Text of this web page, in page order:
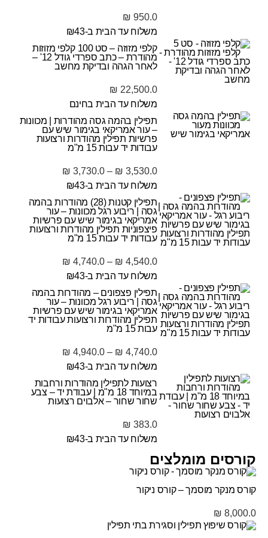
950.0
₪
משלוח עד הבית ב-₪43
קלפי מזוזה – סט 100 קלפי מזוזות
מהודרת – כתב ספרדי גודל 12' –
לאחר הגהה ובדיקת מחשב
22,500.0
₪
משלוח עד הבית בחינם
תפילין בהמה גסה מהודרות | מכוונות
– עור אמריקאי בגימור שיש עם
פרשיות תפילין מהודרות ורצועות
עבודות יד עבות 15 מ"מ
3,530.0
₪
–
3,730.0
₪
משלוח עד הבית ב-₪43
תפילין קטנות (28) מהודרות בהמה
גסה | ריבוע רגל מכוונות – עור
אמריקאי בגימור שיש עם פרשיות
פיצפוניות תפילין מהודרות ורצועות
עבודות יד עבות 15 מ"מ
4,540.0
₪
–
4,740.0
₪
משלוח עד הבית ב-₪43
תפילין פצפונים – מהודרות בהמה
גסה | ריבוע רגל מכוונות – עור
אמריקאי בגימור שיש עם פרשיות
תפילין מהודרות ורצועות עבודות יד
עבות 15 מ"מ
4,740.0
₪
–
4,940.0
₪
משלוח עד הבית ב-₪43
רצועות לתפילין מהודרות ורחבות
במיוחד 18 מ"מ | עבודת יד – צבע
שחור שחור – אלבוים רצועות
383.0
₪
משלוח עד הבית ב-₪43
קורסים מומלצים
קורס מנקר מוסמך – קורס ניקור
8,000.0
₪